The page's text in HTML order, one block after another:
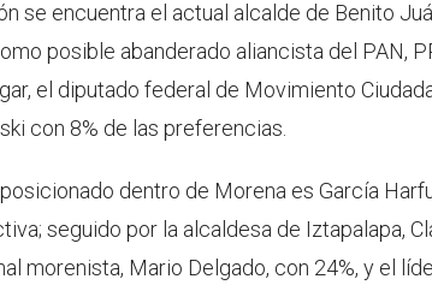
se encuentra el actual alcalde de Benito
posible abanderado aliancista del PAN,
el diputado federal de Movimiento
con 8% de las preferencias.
dentro de Morena es García
seguido por la alcaldesa de Iztapalapa,
morenista, Mario Delgado, con 24%, y el